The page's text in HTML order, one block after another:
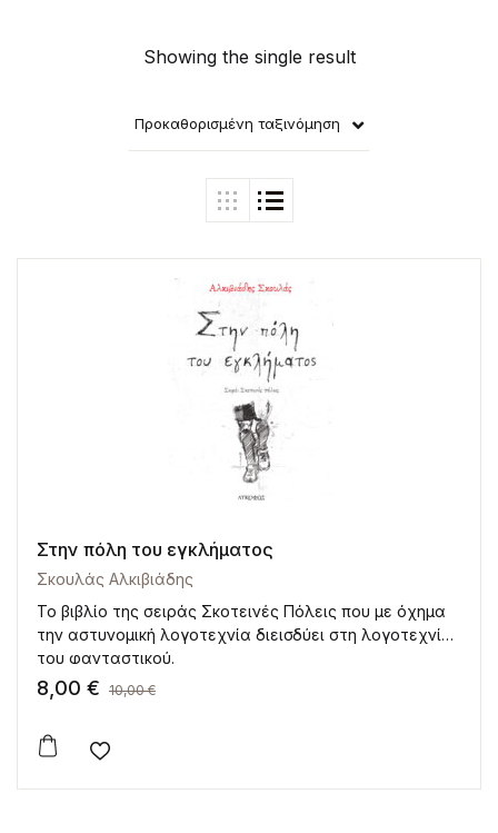
Showing the single result
Προκαθορισμένη ταξινόμηση
Στην πόλη του εγκλήματος
Σκουλάς Αλκιβιάδης
Το βιβλίο της σειράς Σκοτεινές Πόλεις που με όχημα
την αστυνομική λογοτεχνία διεισδύει στη λογοτεχνία
του φανταστικού.
8,00 € 10,00€
Add to wishlist